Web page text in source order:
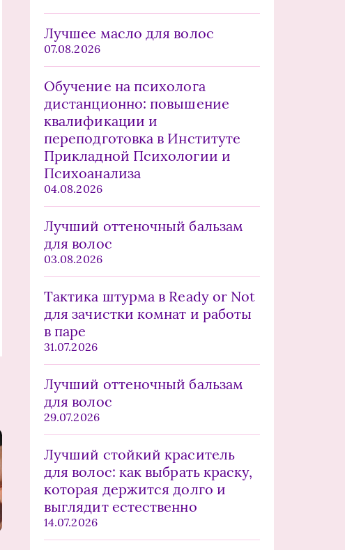
Лучшее масло для волос
07.08.2026
Обучение на психолога
дистанционно: повышение
квалификации и
переподготовка в Институте
Прикладной Психологии и
Психоанализа
04.08.2026
Лучший оттеночный бальзам
для волос
03.08.2026
Тактика штурма в Ready or Not
для зачистки комнат и работы
в паре
31.07.2026
Лучший оттеночный бальзам
для волос
29.07.2026
Лучший стойкий краситель
для волос: как выбрать краску,
которая держится долго и
выглядит естественно
14.07.2026